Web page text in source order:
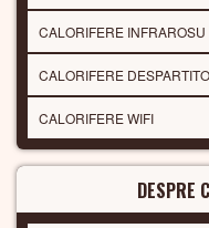
CALORIFERE INFRAROSU
CALORIFERE
CALORIFERE WIFI
DESPRE